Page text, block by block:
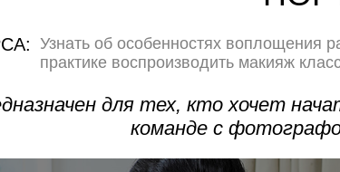
Узнать об особенностях воплощения
практике воспроизводить макияж
для тех, кто хочет
команде с